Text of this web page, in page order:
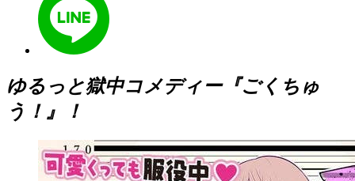
ゆるっと獄中コメディー『ごくちゅ
う！』！